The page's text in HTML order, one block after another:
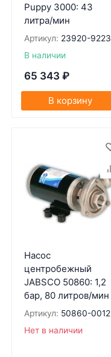
Puppy 3000: 43
литра/мин
Артикул: 23920-9223
В наличии
65 343 ₽
В корзину
Насос
центробежный
JABSCO 50860: 1,2
бар, 80 литров/мин
Артикул: 50860-0012
Нет в наличии